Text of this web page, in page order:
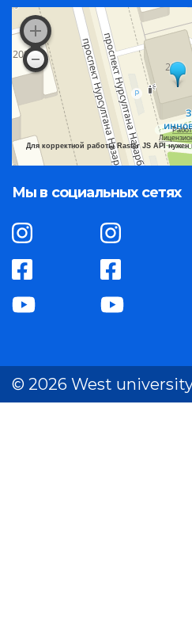
Для корректной работы Raster JS API
Мы в социальных сетях
© 2026 West